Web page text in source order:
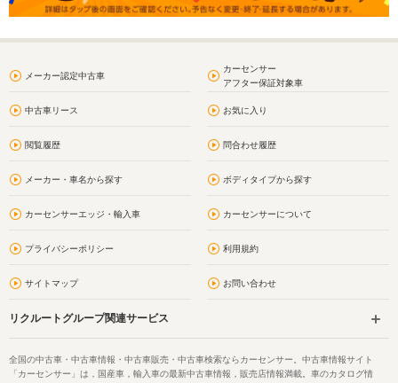
メーカー認定中古車
カーセンサー
アフター保証対象車
中古車リース お気に入り
閲覧履歴 問合わせ履歴
メーカー・車名から探す ボディタイプから探す
カーセンサーエッジ・輸入車 カーセンサーについて
プライバシーポリシー 利用規約
サイトマップ お問い合わせ
リクルートグループ関連サービス
全国の中古車・中古車情報・中古車販売・中古車検索ならカーセンサー。中古車情報サイト
「カーセンサー」は，国産車，輸入車の最新中古車情報，販売店情報満載。車のカタログ情